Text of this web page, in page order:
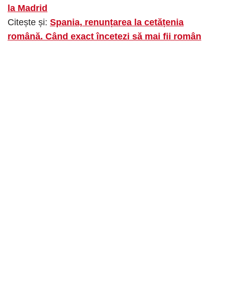
la Madrid
Citește și: Spania, renunțarea la cetățenia
română. Când exact încetezi să mai fii român